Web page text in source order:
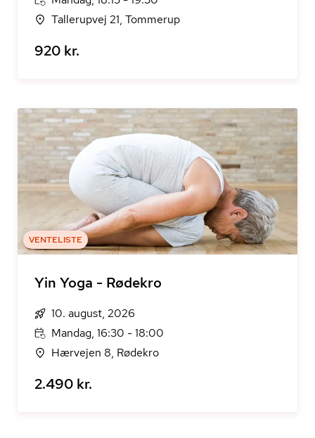
Tallerupvej 21, Tommerup
920 kr.
VENTELISTE
Yin Yoga - Rødekro
10. august, 2026
Mandag, 16:30 - 18:00
Hærvejen 8, Rødekro
2.490 kr.